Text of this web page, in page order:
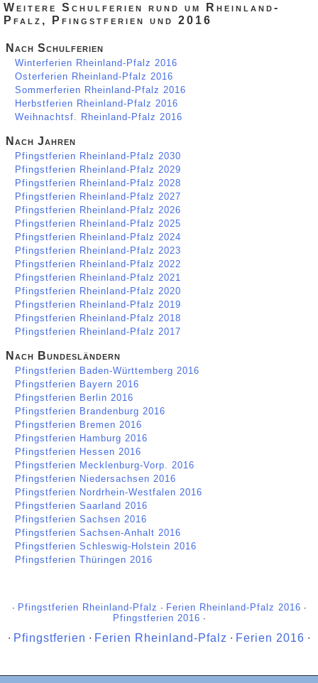
Weitere Schulferien rund um Rheinland-
Pfalz, Pfingstferien und 2016
Nach Schulferien
Winterferien Rheinland-Pfalz 2016
Osterferien Rheinland-Pfalz 2016
Sommerferien Rheinland-Pfalz 2016
Herbstferien Rheinland-Pfalz 2016
Weihnachtsf. Rheinland-Pfalz 2016
Nach Jahren
Pfingstferien Rheinland-Pfalz 2030
Pfingstferien Rheinland-Pfalz 2029
Pfingstferien Rheinland-Pfalz 2028
Pfingstferien Rheinland-Pfalz 2027
Pfingstferien Rheinland-Pfalz 2026
Pfingstferien Rheinland-Pfalz 2025
Pfingstferien Rheinland-Pfalz 2024
Pfingstferien Rheinland-Pfalz 2023
Pfingstferien Rheinland-Pfalz 2022
Pfingstferien Rheinland-Pfalz 2021
Pfingstferien Rheinland-Pfalz 2020
Pfingstferien Rheinland-Pfalz 2019
Pfingstferien Rheinland-Pfalz 2018
Pfingstferien Rheinland-Pfalz 2017
Nach Bundesländern
Pfingstferien Baden-Württemberg 2016
Pfingstferien Bayern 2016
Pfingstferien Berlin 2016
Pfingstferien Brandenburg 2016
Pfingstferien Bremen 2016
Pfingstferien Hamburg 2016
Pfingstferien Hessen 2016
Pfingstferien Mecklenburg-Vorp. 2016
Pfingstferien Niedersachsen 2016
Pfingstferien Nordrhein-Westfalen 2016
Pfingstferien Saarland 2016
Pfingstferien Sachsen 2016
Pfingstferien Sachsen-Anhalt 2016
Pfingstferien Schleswig-Holstein 2016
Pfingstferien Thüringen 2016
∙ Pfingstferien Rheinland-Pfalz ∙ Ferien Rheinland-Pfalz 2016 ∙
Pfingstferien 2016 ∙
∙ Pfingstferien ∙ Ferien Rheinland-Pfalz ∙ Ferien 2016 ∙